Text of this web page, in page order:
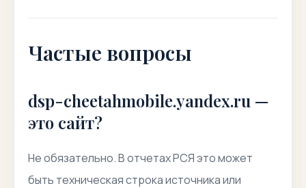
Частые вопросы
dsp-cheetahmobile.yandex.ru —
это сайт?
Не обязательно. В отчетах РСЯ это может
быть техническая строка источника или